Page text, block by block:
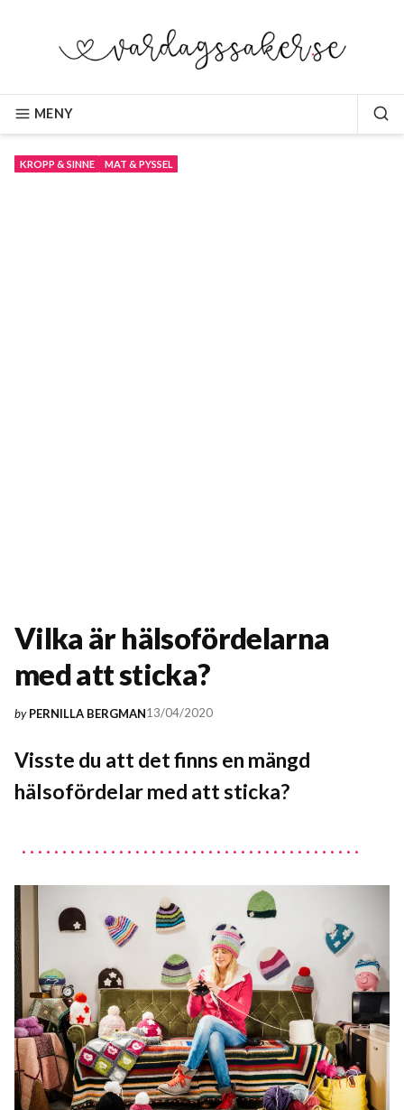
VARDAGSSAKER.SE
MENY
KROPP & SINNE MAT & PYSSEL
Vilka är hälsofördelarna
med att sticka?
by PERNILLA BERGMAN13/04/2020
Visste du att det finns en mängd
hälsofördelar med att sticka?